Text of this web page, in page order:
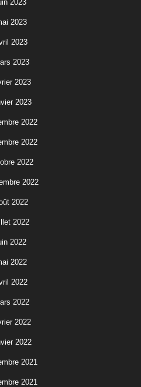
2023
2023
2023
2023
2023
2023
2022
2022
2022
2022
2022
2022
2022
2022
2022
2022
2022
2022
2021
2021